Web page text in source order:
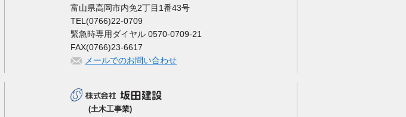
富山県高岡市内免2丁目1番43号
TEL(0766)22-0709
緊急時専用ダイヤル 0570-0709-21
FAX(0766)23-6617
メールでのお問い合わせ
(土木工事業)